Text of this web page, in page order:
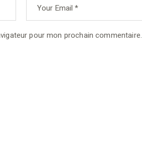
pour mon prochain commentaire.